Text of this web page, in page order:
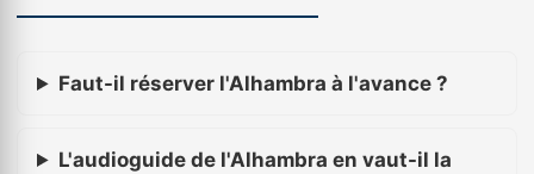
Faut-il réserver l'Alhambra à l'avance ?
L'audioguide de l'Alhambra en vaut-il la